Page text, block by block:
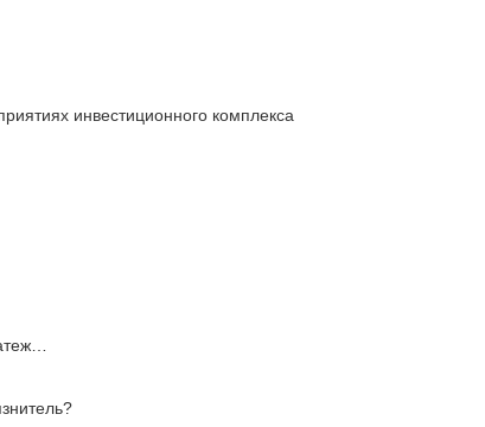
инвестиционного комплекса